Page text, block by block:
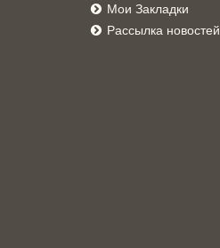
Мои Закладки
Рассылка новостей